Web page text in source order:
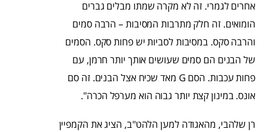
אחרים לגמרי. זה לא מקרה שמתו מבלים גברים
הומואים. זה חלק מתרבות המסיבות – הרבה סמים
והרבה סקס. במסיבות לסביות יש פחות סקס. הסמים
של הבנים הם סמים שעושים אותך יותר חרמן, עם
פחות עכבות. הסם G מאד שכיח אצל הבנים. זה סם
אונס. במינון קצת יותר גבוה הוא מערפל הכרה".
רן שלהבי, מהאגודה למען הלהט"ב, הציג את הקמפיין